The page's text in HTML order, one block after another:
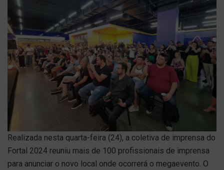
Realizada nesta quarta-feira (24), a coletiva de imprensa do
Fortal 2024 reuniu mais de 100 profissionais de imprensa
para anunciar o novo local onde ocorrerá o megaevento. O